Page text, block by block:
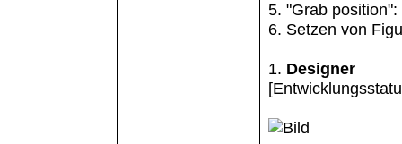
5. "Grab
6. Setzen von
1. Designer